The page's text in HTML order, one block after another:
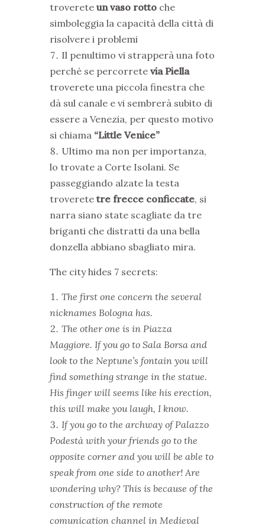
troverete un vaso rotto che
simboleggia la capacità della città di
risolvere i problemi
Il penultimo vi strapperà una foto
perchè se percorrete via Piella
troverete una piccola finestra che
dà sul canale e vi sembrerà subito di
essere a Venezia, per questo motivo
si chiama “Little Venice”
Ultimo ma non per importanza,
lo trovate a Corte Isolani. Se
passeggiando alzate la testa
troverete tre frecce conficcate, si
narra siano state scagliate da tre
briganti che distratti da una bella
donzella abbiano sbagliato mira.
The city hides 7 secrets:
The first one concern the several
nicknames Bologna has.
The other one is in Piazza
Maggiore. If you go to Sala Borsa and
look to the Neptune’s fontain you will
find something strange in the statue.
His finger will seems like his erection,
this will make you laugh, I know.
If you go to the archway of Palazzo
Podestà with your friends go to the
opposite corner and you will be able to
speak from one side to another! Are
wondering why? This is because of the
construction of the remote
comunication channel in Medieval